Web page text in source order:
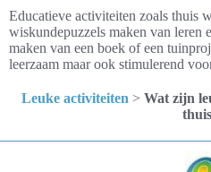
Educatieve activiteiten zoals thuis
wiskundepuzzels maken van leren
maken van een boek of een
leerzaam maar ook stimulerend
Leuke activiteiten > Wat zijn